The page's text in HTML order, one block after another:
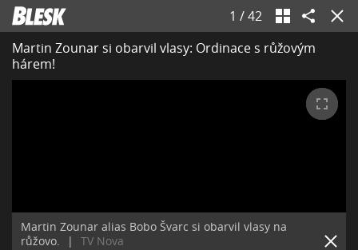
1 /42
Martin Zounar si obarvil vlasy: Ordinace s růžovým
hárem!
Martin Zounar alias Bobo Švarc si obarvil vlasy na
růžovo.
| TV Nova